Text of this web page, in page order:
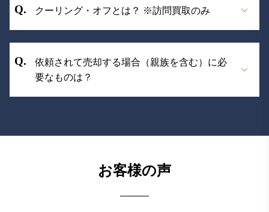
東京都、神奈川県、埼玉県、千葉県、群馬県、
大阪府、京都府、奈良県、和歌山県、岡山県、
広島県、福岡県、大分県、熊本県が対応エリア
となります。
※一部対応外のエリアがございます。また、そ
クーリング・オフとは？ ※訪問買取のみ
制度とは訪問購入に係る売買契約の申し込みや
締結が行われた場合であっても、法定書面(売買
契約書)を受領した日を含めて８日以内であれ
取をさせて頂いたお客様に限り、契約日含め8日
依頼されて売却する場合（親族を含む）に必
要なものは？
ってお使い分け下さい
委任者（依頼主様）の日付・名前・住所・生年
月日・連絡先・職業・取引目的・押印（印鑑登
お客様の声